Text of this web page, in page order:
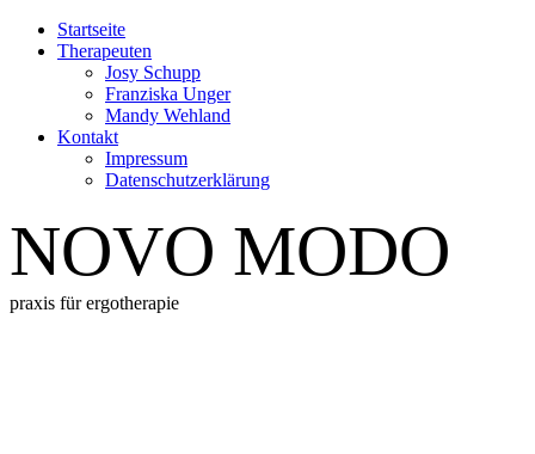
Startseite
Therapeuten
Josy Schupp
Franziska Unger
Mandy Wehland
Kontakt
Impressum
Datenschutz­erklärung
NOVO MODO
praxis für ergotherapie